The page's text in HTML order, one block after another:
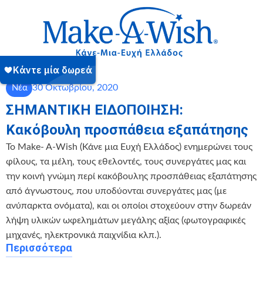
Νέα 30 Οκτωβρίου, 2020
ΣΗΜΑΝΤΙΚΗ ΕΙΔΟΠΟΙΗΣΗ:
Κακόβουλη προσπάθεια εξαπάτησης
To Make- A-Wish (Κάνε μια Ευχή Ελλάδος) ενημερώνει τους
φίλους, τα μέλη, τους εθελοντές, τους συνεργάτες μας και
την κοινή γνώμη περί κακόβουλης προσπάθειας εξαπάτησης
από άγνωστους, που υποδύονται συνεργάτες μας (με
ανύπαρκτα ονόματα), και οι οποίοι στοχεύουν στην δωρεάν
λήψη υλικών ωφελημάτων μεγάλης αξίας (φωτογραφικές
μηχανές, ηλεκτρονικά παιχνίδια κλπ.).
Περισσότερα